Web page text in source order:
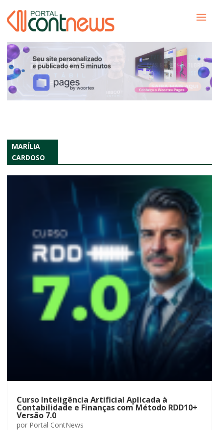
MARÍLIA
CARDOSO
Curso Inteligência Artificial Aplicada à
Contabilidade e Finanças com Método RDD10+
Versão 7.0
por Portal ContNews